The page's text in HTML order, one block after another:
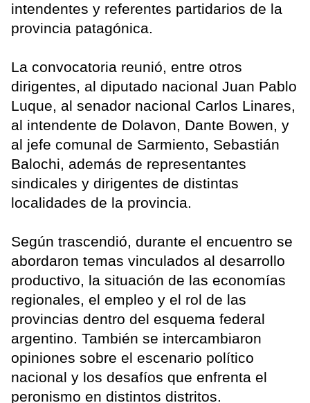
intendentes y referentes partidarios de la
provincia patagónica.
La convocatoria reunió, entre otros
dirigentes, al diputado nacional Juan Pablo
Luque, al senador nacional Carlos Linares,
al intendente de Dolavon, Dante Bowen, y
al jefe comunal de Sarmiento, Sebastián
Balochi, además de representantes
sindicales y dirigentes de distintas
localidades de la provincia.
Según trascendió, durante el encuentro se
abordaron temas vinculados al desarrollo
productivo, la situación de las economías
regionales, el empleo y el rol de las
provincias dentro del esquema federal
argentino. También se intercambiaron
opiniones sobre el escenario político
nacional y los desafíos que enfrenta el
peronismo en distintos distritos.